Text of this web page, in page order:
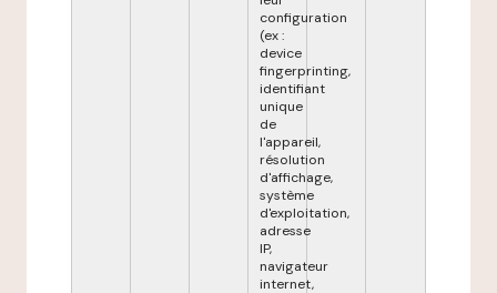
configuration
(ex :
device
fingerprinting,
identifiant
unique
de
l'appareil,
résolution
d'affichage,
système
d'exploitation,
adresse
IP,
navigateur
internet,